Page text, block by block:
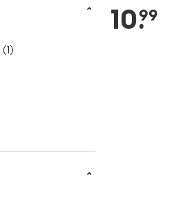
(1)
10.
99